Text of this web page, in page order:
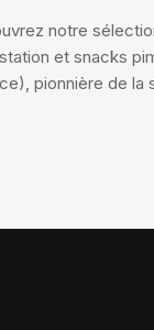
notre
et snacks
pionnière de la